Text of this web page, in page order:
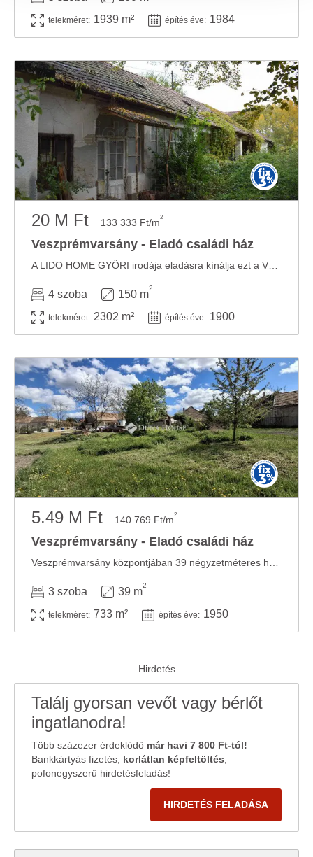
megosztjuk az Ön weboldalhasználatra vonatkozó
adatait, akik kombinálhatják az adatokat más olyan
adatokkal, amelyeket Ön adott meg számukra vagy az
telekméret: 1939 m² építés éve: 1984
20 M Ft 133 333 Ft/m2
Veszprémvarsány - Eladó családi ház
4 szoba 150 m
2
telekméret: 2302 m² építés éve: 1900
5.49 M Ft 140 769 Ft/m2
Veszprémvarsány - Eladó családi ház
3 szoba 39 m
2
telekméret: 733 m² építés éve: 1950
Találj gyorsan vevőt vagy bérlőt
ingatlanodra!
Több százezer érdeklődő már havi 7 800 Ft-tól!
Bankkártyás fizetés, korlátlan képfeltöltés
pofonegyszerű hirdetésfeladás!
HIRDETÉS FELADÁSA